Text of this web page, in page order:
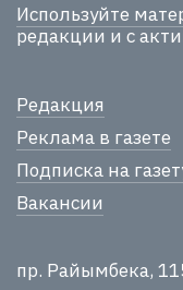
Используйте
редакции и с
Редакция
Реклама в газете
Подписка на
Вакансии
пр. Райымбека,